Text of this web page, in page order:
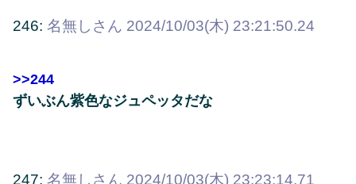
246: 名無しさん 2024/10/03(木) 23:21:50.24
>>244
ずいぶん紫色なジュペッタだな
247: 名無しさん 2024/10/03(木) 23:23:14.71